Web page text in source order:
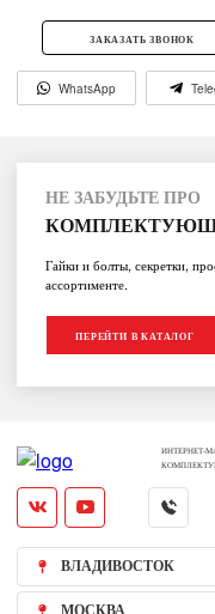
ЗАКАЗАТЬ ЗВОНОК
WhatsApp
НЕ ЗАБУДЬТЕ ПРО
Гайки и болты, секретки,
ассортименте.
ПЕРЕЙТИ В КАТАЛОГ
ИНТЕРНЕТ-
ВЛАДИВОСТОК
МОСКВА